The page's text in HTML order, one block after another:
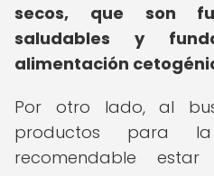
secos, que son
saludables y
alimentación
Por otro lado, al
productos para
recomendable